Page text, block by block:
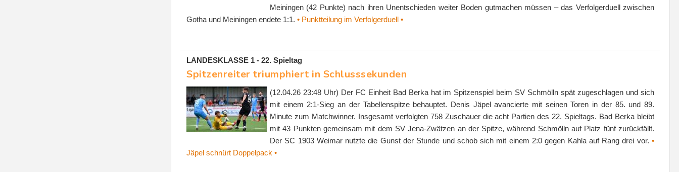
Meiningen (42 Punkte) nach ihren Unentschieden weiter Boden gutmachen müssen – das Verfolgerduell zwischen
Gotha und Meiningen endete 1:1. • Punktteilung im Verfolgerduell •
LANDESKLASSE 1 - 22. Spieltag
Spitzenreiter triumphiert in Schlusssekunden
(12.04.26 23:48 Uhr) Der FC Einheit Bad Berka hat im Spitzenspiel beim SV Schmölln spät zugeschlagen und sich
mit einem 2:1-Sieg an der Tabellenspitze behauptet. Denis Jäpel avancierte mit seinen Toren in der 85. und 89.
Minute zum Matchwinner. Insgesamt verfolgten 758 Zuschauer die acht Partien des 22. Spieltags. Bad Berka bleibt
mit 43 Punkten gemeinsam mit dem SV Jena-Zwätzen an der Spitze, während Schmölln auf Platz fünf zurückfällt.
Der SC 1903 Weimar nutzte die Gunst der Stunde und schob sich mit einem 2:0 gegen Kahla auf Rang drei vor. •
Jäpel schnürt Doppelpack •